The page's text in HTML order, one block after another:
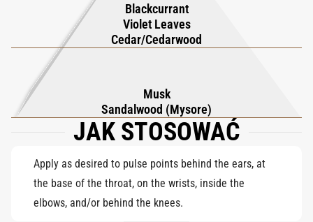
chrupiącą czarną porzeczką, dodając zielonego, owocowego
blasku. Baza przechodzi w gładką ścieżkę drzewa sandałowego
Mysore i miękkiego piżma, pozostawiając ciepłą, zmysłową
sygnaturę, która przypomina wspomnienie doskonałej nocy pod
gwiazdami.
Blackcurrant
Violet Leaves
Cedar/Cedarwood
Musk
Sandalwood (Mysore)
JAK STOSOWAĆ
Apply as desired to pulse points behind the ears, at
the base of the throat, on the wrists, inside the
elbows, and/or behind the knees.